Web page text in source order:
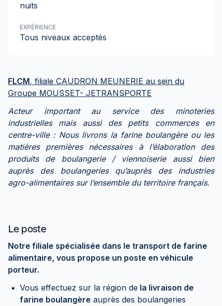
FLCM, filiale CAUDRON MEUNERIE au sein du
Groupe MOUSSET- JETRANSPORTE
Acteur important au service des minoteries
industrielles mais aussi des petits commerces en
centre-ville : Nous livrons la farine boulangère ou les
matières premières nécessaires à l’élaboration des
produits de boulangerie / viennoiserie aussi bien
auprès des boulangeries qu’auprès des industries
agro-alimentaires sur l’ensemble du territoire français.
Le poste
Notre filiale spécialisée dans le transport de farine
alimentaire, vous propose un poste en véhicule
porteur.
Vous effectuez sur la région de la livraison de
farine boulangère auprès des boulangeries
nuits
EXPÉRIENCE
Tous niveaux acceptés